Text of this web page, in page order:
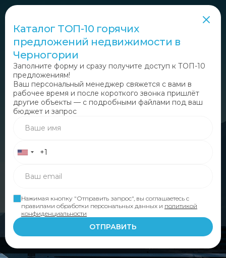
№1 Недвижимость в
Черногории!
Полный комплект услуг: юридическая поддержка
Каталог ТОП-10 горячих
предложений недвижимости в
Черногории
Заполните форму и сразу получите доступ к ТОП-10
предложениям!
Ваш персональный менеджер свяжется с вами в
рабочее время и после короткого звонка пришлёт
другие объекты — с подробными файлами под ваш
бюджет и запрос
Нажимая кнопку "Отправить запрос", вы соглашаетесь с
правилами обработки персональных данных и политикой
конфиденциальности